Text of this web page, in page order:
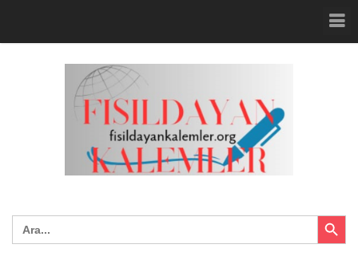
Search
for:
Search Button